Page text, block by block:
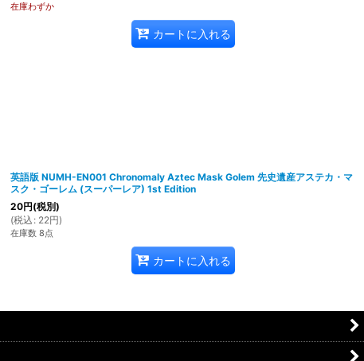
在庫わずか
カートに入れる
英語版 NUMH-EN001 Chronomaly Aztec Mask Golem 先史遺産アステカ・マ
スク・ゴーレム (スーパーレア) 1st Edition
20円(税別)
(税込 : 22円)
在庫数 8点
カートに入れる